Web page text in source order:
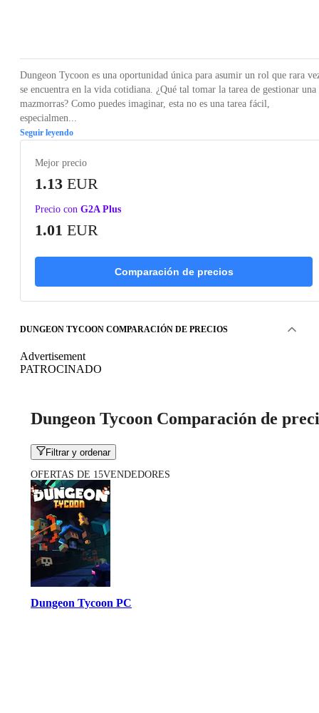
Dungeon Tycoon es una oportunidad única para asumir un rol que rara
se encuentra en la vida cotidiana. ¿Qué tal tomar la tarea de gestionar una
mazmorras? Como puedes imaginar, esta no es una tarea fácil,
especialmen...
Seguir leyendo
Mejor precio
1.13 EUR
Precio con G2A Plus
1.01 EUR
Comparación de precios
DUNGEON TYCOON COMPARACIÓN DE PRECIOS
Advertisement
PATROCINADO
Dungeon Tycoon Comparación de
Filtrar y ordenar
OFERTAS DE 15VENDEDORES
Dungeon Tycoon PC